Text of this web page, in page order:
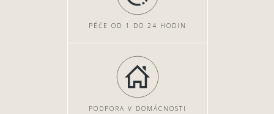
PÉČE OD 1 DO 24 HODIN
PODPORA V DOMÁCNOSTI